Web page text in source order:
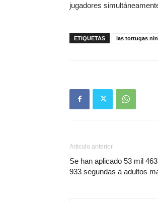
jugadores
ETIQUETAS las tortugas
Artículo anterior
Se han aplicado 53 mil
933 segundas a adultos